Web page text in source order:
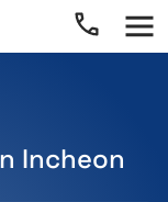
Incheon